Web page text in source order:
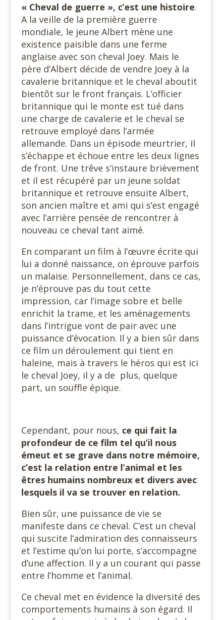
« Cheval de guerre », c’est une histoire.
A la veille de la première guerre
mondiale, le jeune Albert mène une
existence paisible dans une ferme
anglaise avec son cheval Joey. Mais le
père d’Albert décide de vendre Joey à la
cavalerie britannique et le cheval aboutit
bientôt sur le front français. L’officier
britannique qui le monte est tué dans
une charge de cavalerie et le cheval se
retrouve employé dans l’armée
allemande. Dans un épisode meurtrier, il
s’échappe et échoue entre les deux lignes
de front. Une trêve s’instaure brièvement
et il est récupéré par un jeune soldat
britannique et retrouve ensuite Albert,
son ancien maître et ami qui s’est engagé
avec l’arrière pensée de rencontrer à
nouveau ce cheval tant aimé.
En comparant un film à l’œuvre écrite qui
lui a donné naissance, on éprouve parfois
un malaise. Personnellement, dans ce cas,
je n’éprouve pas du tout cette
impression, car l’image sobre et belle
enrichit la trame, et les aménagements
dans l’intrigue vont de pair avec une
puissance d’évocation. Il y a bien sûr dans
ce film un déroulement qui tient en
haleine, mais à travers le héros qui est ici
le cheval Joey, il y a de plus, quelque
part, un souffle épique.
Cependant, pour nous, ce qui fait la
profondeur de ce film tel qu’il nous
émeut et se grave dans notre mémoire,
c’est la relation entre l’animal et les
êtres humains nombreux et divers avec
lesquels il va se trouver en relation.
Bien sûr, une puissance de vie se
manifeste dans ce cheval. C’est un cheval
qui suscite l’admiration des connaisseurs
et l’estime qu’on lui porte, s’accompagne
d’une affection. Il y a un courant qui passe
entre l’homme et l’animal.
Ce cheval met en évidence la diversité des
comportements humains à son égard. Il